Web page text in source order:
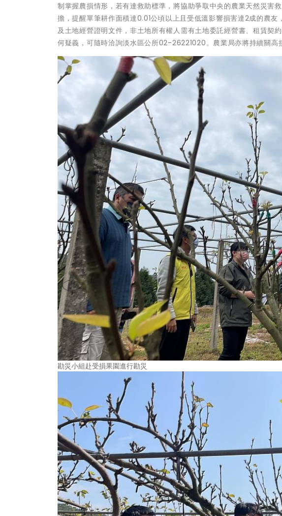
制掌握農損情形，若有達救助標準，將協助爭取中央的農業天然災害
擔，提醒單筆耕作面積達0.01公頃以上且受低溫影響損害達2成的農
及土地經營證明文件，非土地所有權人需有土地委託經營書、租賃契
何疑義，可隨時洽詢淡水區公所02-26221020。農業局亦將持續關高
勘災小組赴受損果園進行勘災